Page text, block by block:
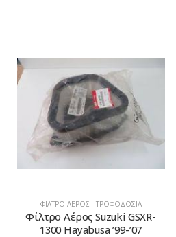
ΦΊΛΤΡΟ ΑΈΡΟΣ - ΤΡΟΦΟΔΟΣΊΑ
Φίλτρο Αέρος Suzuki GSXR-
1300 Hayabusa ’99-’07